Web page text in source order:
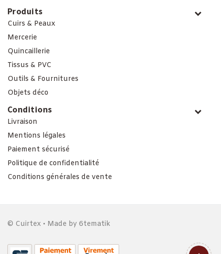
Produits
Cuirs & Peaux
Mercerie
Quincaillerie
Tissus & PVC
Outils & Fournitures
Objets déco
Conditions
Livraison
Mentions légales
Paiement sécurisé
Politique de confidentialité
Conditions générales de vente
© Cuirtex • Made by 6tematik